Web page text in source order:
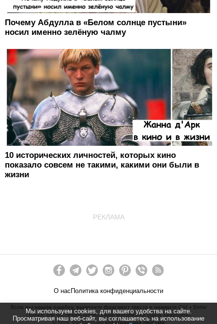
Мы используем cookies, для вашего удобства на сайте.
Просматривая наш веб-сайт, вы соглашаетесь на использование
Почему Абдулла в «Белом солнце пустыни»
носил именно зелёную чалму
10 исторических личностей, которых кино
показало совсем не такими, какими они были в
жизни
РЕКЛАМА
О насПолитика конфиденциальности
Если вы нашли ошибку, выделите фрагмент текста и нажмите Ctrl + Enter
Полное или частичное копирование материалов сайта запрещено.
©2026 . Разработанокреативными людьми